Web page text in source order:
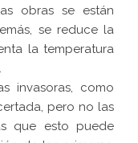
obras se están
se reduce la
la temperatura
invasoras, como
pero no las
que esto puede